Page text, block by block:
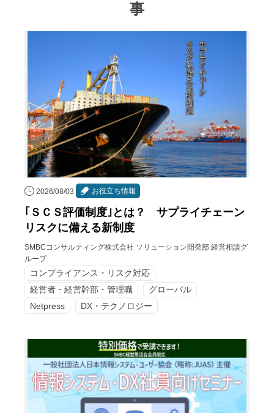
事
2026/08/03 お役立ち情報
｢ＳＣＳ評価制度｣とは？ サプライチェーン
リスクに備える新制度
SMBCコンサルティング株式会社 ソリューション開発部 経営相談グ
ループ
コンプライアンス・リスク対応
経営者・経営幹部・管理職
グローバル
Netpress
DX・テクノロジー